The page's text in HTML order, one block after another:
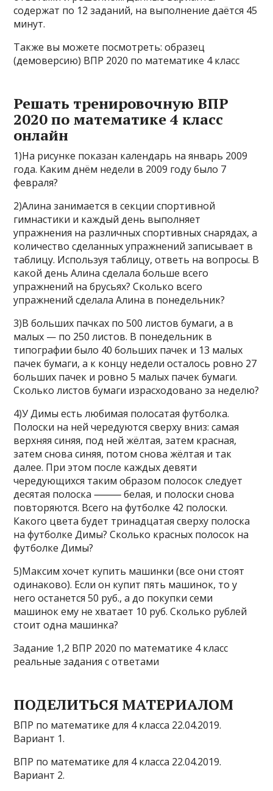
содержат по 12 заданий, на выполнение даётся 45
минут.
Также вы можете посмотреть: образец
(демоверсию) ВПР 2020 по математике 4 класс
Решать тренировочную ВПР
2020 по математике 4 класс
онлайн
1)На рисунке показан календарь на январь 2009
года. Каким днём недели в 2009 году было 7
февраля?
2)Алина занимается в секции спортивной
гимнастики и каждый день выполняет
упражнения на различных спортивных снарядах, а
количество сделанных упражнений записывает в
таблицу. Используя таблицу, ответь на вопросы. В
какой день Алина сделала больше всего
упражнений на брусьях? Сколько всего
упражнений сделала Алина в понедельник?
3)В больших пачках по 500 листов бумаги, а в
малых — по 250 листов. В понедельник в
типографии было 40 больших пачек и 13 малых
пачек бумаги, а к концу недели осталось ровно 27
больших пачек и ровно 5 малых пачек бумаги.
Сколько листов бумаги израсходовано за неделю?
4)У Димы есть любимая полосатая футболка.
Полоски на ней чередуются сверху вниз: самая
верхняя синяя, под ней жёлтая, затем красная,
затем снова синяя, потом снова жёлтая и так
далее. При этом после каждых девяти
чередующихся таким образом полосок следует
десятая полоска ⸻ белая, и полоски снова
повторяются. Всего на футболке 42 полоски.
Какого цвета будет тринадцатая сверху полоска
на футболке Димы? Сколько красных полосок на
футболке Димы?
5)Максим хочет купить машинки (все они стоят
одинаково). Если он купит пять машинок, то у
него останется 50 руб., а до покупки семи
машинок ему не хватает 10 руб. Сколько рублей
стоит одна машинка?
Задание 1,2 ВПР 2020 по математике 4 класс
реальные задания с ответами
ПОДЕЛИТЬСЯ МАТЕРИАЛОМ
ВПР по математике для 4 класса 22.04.2019.
Вариант 1.
ВПР по математике для 4 класса 22.04.2019.
Вариант 2.